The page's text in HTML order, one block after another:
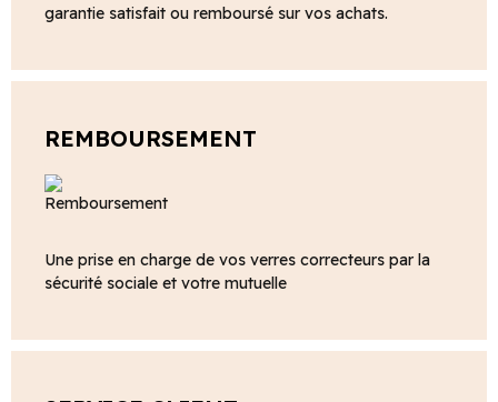
garantie satisfait ou remboursé sur vos achats.
REMBOURSEMENT
Une prise en charge de vos verres correcteurs par la
sécurité sociale et votre mutuelle